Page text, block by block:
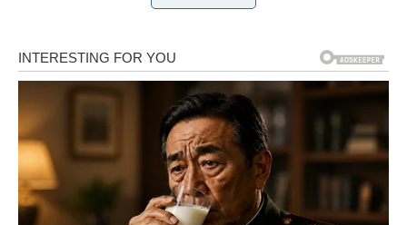
ali i onu iskru koja vraća veru u ljubav.
Najvažnije je da ćete kroz ovaj susret shvatiti da ne
morate više da se borite za ljubav na način koji vas
iscrpljuje, jer prava povezanost dolazi tiho, prirodno i bez
igre moći, a sudbina vam šalje nekoga ko vas uči da se
ljubav ne mora zaslužiti – ona se prepoznaje.
VAGA – SUSRET KOJI MENJA